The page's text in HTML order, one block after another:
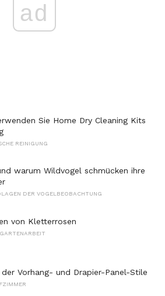
ad
Sie Home Dry Cleaning Kits
REINIGUNG
warum Wildvogel schmücken ihre
DER VOGELBEOBACHTUNG
von Kletterrosen
Vorhang- und Drapier-Panel-Stile